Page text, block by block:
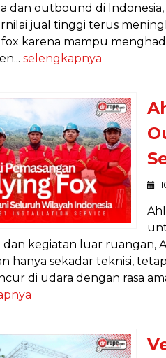
dan outbound di
jual tinggi terus
karena mampu
selengkapnya
kegiatan luar ruangan,
hanya sekadar teknisi,
di udara dengan rasa
Harga